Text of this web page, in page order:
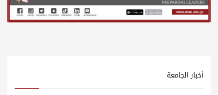
أخبار الجامعة